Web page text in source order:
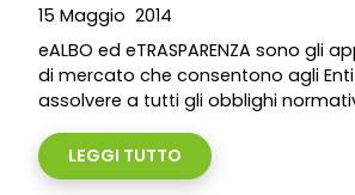
15 Maggio 2014
eALBO ed eTRASPARENZA sono gli
di mercato che consentono agli Enti
assolvere a tutti gli obblighi
LEGGI TUTTO